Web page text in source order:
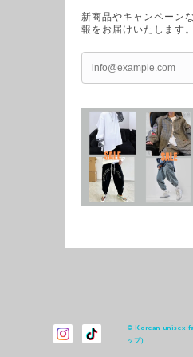
新商品やキャンペーン
報をお届けいたします。
© Korean unisex
ップ）